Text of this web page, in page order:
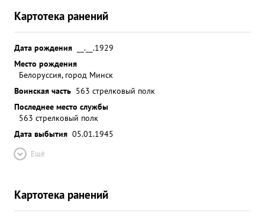
Картотека ранений
Дата рождения
__.__.1929
Место рождения
Белоруссия, город Минск
Воинская часть 563 стрелковый полк
Последнее место службы
563 стрелковый полк
Дата выбытия 05.01.1945
Ещё
Картотека ранений